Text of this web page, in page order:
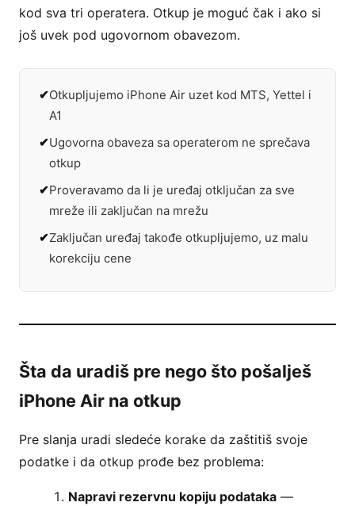
kod sva tri operatera. Otkup je moguć čak i ako si
još uvek pod ugovornom obavezom.
Otkupljujemo iPhone Air uzet kod MTS, Yettel i
A1
Ugovorna obaveza sa operaterom ne sprečava
otkup
Proveravamo da li je uređaj otključan za sve
mreže ili zaključan na mrežu
Zaključan uređaj takođe otkupljujemo, uz malu
korekciju cene
Šta da uradiš pre nego što pošalješ
iPhone Air na otkup
Pre slanja uradi sledeće korake da zaštitiš svoje
podatke i da otkup prođe bez problema:
Napravi rezervnu kopiju podataka —